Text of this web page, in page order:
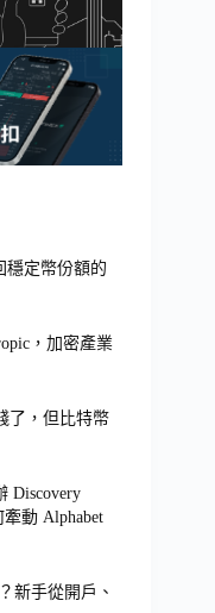
穩定幣份額的
，加密產業
了，但比特幣
Discovery
動 Alphabet
新手從開戶、